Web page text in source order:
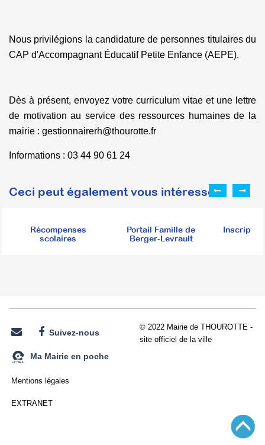
Nous privilégions la candidature de personnes titulaires du
CAP d'Accompagnant Éducatif Petite Enfance (AEPE).
Dès à présent, envoyez votre curriculum vitae et une lettre
de motivation au service des ressources humaines de la
mairie : gestionnairerh@thourotte.fr
Informations : 03 44 90 61 24
Ceci peut également vous intéresser :
Récompenses
scolaires
Portail Famille de
Berger-Levrault
Suivez-nous
Ma Mairie en poche
Mentions légales
EXTRANET
© 2022 Mairie de THOUROTTE -
site officiel de la ville